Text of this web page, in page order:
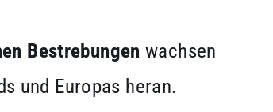
Bestrebungen wachsen
und Europas heran.